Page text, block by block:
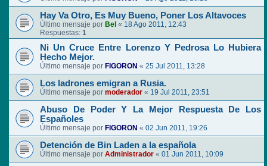
Hay Va Otro, Es Muy Bueno, Poner Los Altavoces
Último mensaje por Bel « 18 Ago 2011, 12:43
Respuestas: 1
Ni Un Cruce Entre Lorenzo Y Pedrosa Lo Hubiera
Hecho Mejor.
Último mensaje por FIGORON « 25 Jul 2011, 13:28
Los ladrones emigran a Rusia.
Último mensaje por moderador « 19 Jul 2011, 23:51
Abuso De Poder Y La Mejor Respuesta De Los
Españoles
Último mensaje por FIGORON « 02 Jun 2011, 19:26
Detención de Bin Laden a la española
Último mensaje por Administrador « 01 Jun 2011, 10:09